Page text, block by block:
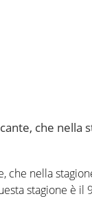
che nella
che nella
stagione è il